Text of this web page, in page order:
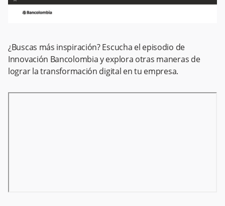
¿Buscas más inspiración? Escucha el episodio de
Innovación Bancolombia y explora otras maneras de
lograr la transformación digital en tu empresa.